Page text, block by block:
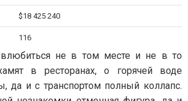
$18 425 240
116
не в том месте и не в то
в ресторанах, о горячей воде
да и с транспортом полный коллапс.